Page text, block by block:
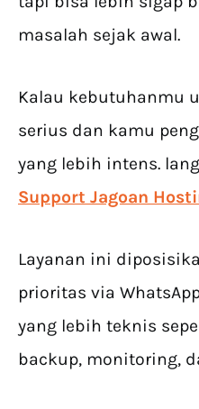
masalah sejak awal.
Kalau kebutuhanmu
serius dan kamu
yang lebih intens.
Support Jagoan
Layanan ini
prioritas via
yang lebih teknis
backup, monitoring,